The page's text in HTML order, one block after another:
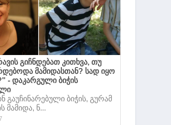
გიჩნდებათ კითხვა, თუ
მამიდასთან? სად იყო
- დაკარგული ბიჭის
გაუჩინარებული ბიჭის, გურამ
მამიდა, ნ...